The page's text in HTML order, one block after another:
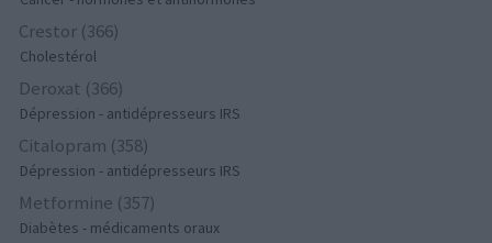
Crestor (366)
Cholestérol
Deroxat (366)
Dépression - antidépresseurs IRS
Citalopram (358)
Dépression - antidépresseurs IRS
Metformine (357)
Diabètes - médicaments oraux